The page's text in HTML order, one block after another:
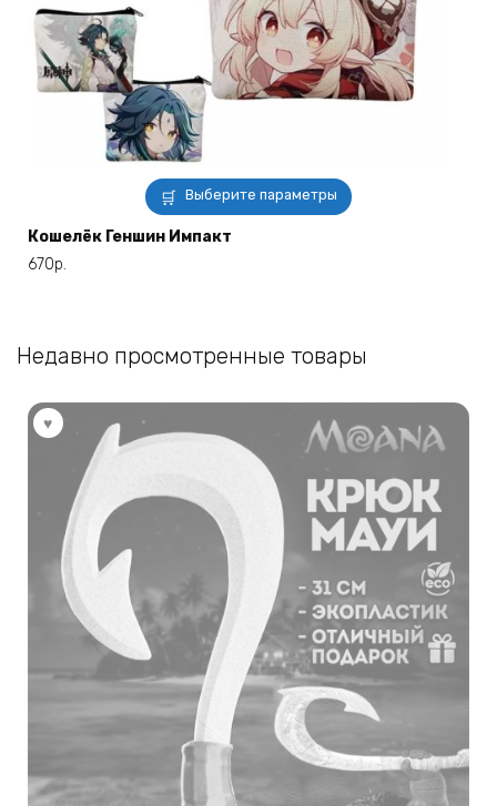
Выберите параметры
Этот
товар
выбрать
странице
Кошелёк Геншин Импакт
670р.
Недавно просмотренные товары